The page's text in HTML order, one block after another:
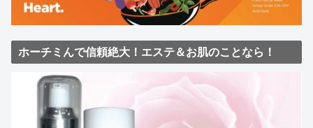
ホーチミんで信頼絶大！エステ＆お肌のことなら！